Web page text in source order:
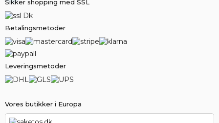
Vores butikker i Europa
Sikker shopping med SSL
Betalingsmetoder
Leveringsmetoder